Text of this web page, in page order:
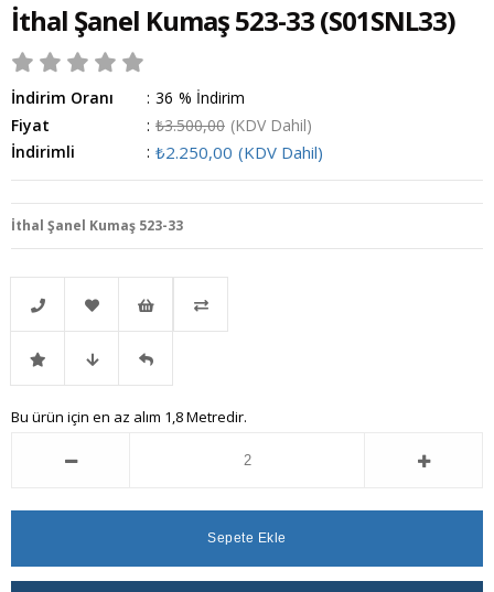
İthal Şanel Kumaş 523-33(S01SNL33)
İndirim Oranı : %
36
İndirim
Fiyat
: ₺3.500,00 (KDV Dahil)
İndirimli
: ₺2.250,00 (KDV Dahil)
İthal Şanel Kumaş 523-33
Telefonla
Sipariş
Favorilere
Ekle
İstek
Listeme
İndirimli Fiyat
Ver
Gelince
Bu ürün için en az alım 1,8 Metredir.